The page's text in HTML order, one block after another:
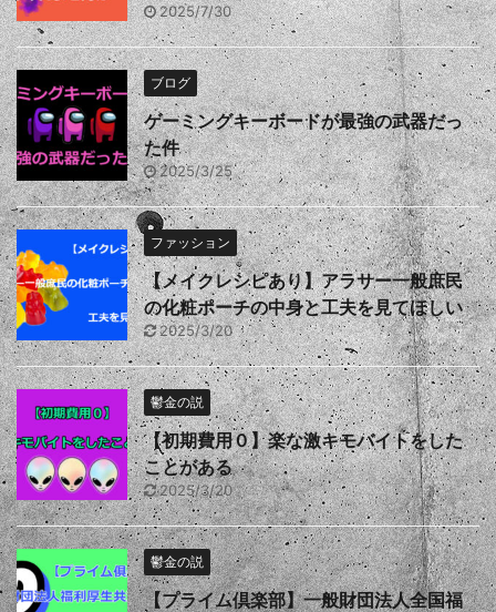
2025/7/30
ブログ
ゲーミングキーボードが最強の武器だっ
た件
2025/3/25
ファッション
【メイクレシピあり】アラサー一般庶民
の化粧ポーチの中身と工夫を見てほしい
2025/3/20
鬱金の説
【初期費用０】楽な激キモバイトをした
ことがある
2025/3/20
鬱金の説
【プライム倶楽部】一般財団法人全国福